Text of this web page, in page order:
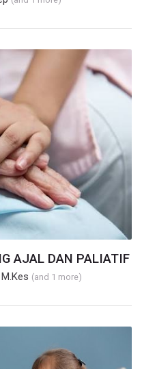
AJAL DAN PALIATIF
(and 1 more)